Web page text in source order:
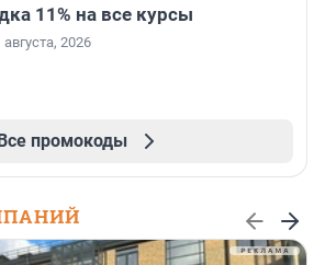
11% на все курсы
2026
промокоды